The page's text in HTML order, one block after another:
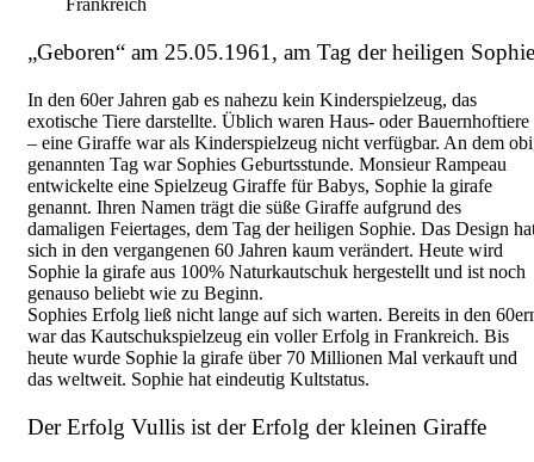
„Geboren“ am 25.05.1961, am Tag der heiligen Sophie
In den 60er Jahren gab es nahezu kein Kinderspielzeug, das
exotische Tiere darstellte. Üblich waren Haus- oder Bauernhoftiere
– eine Giraffe war als Kinderspielzeug nicht verfügbar. An dem
genannten Tag war Sophies Geburtsstunde. Monsieur Rampeau
entwickelte eine Spielzeug Giraffe für Babys, Sophie la girafe
genannt. Ihren Namen trägt die süße Giraffe aufgrund des
damaligen Feiertages, dem Tag der heiligen Sophie. Das Design
sich in den vergangenen 60 Jahren kaum verändert. Heute wird
Sophie la girafe aus 100% Naturkautschuk hergestellt und ist noch
genauso beliebt wie zu Beginn.
Sophies Erfolg ließ nicht lange auf sich warten. Bereits in den
war das Kautschukspielzeug ein voller Erfolg in Frankreich. Bis
heute wurde Sophie la girafe über 70 Millionen Mal verkauft und
das weltweit. Sophie hat eindeutig Kultstatus.
Der Erfolg Vullis ist der Erfolg der kleinen Giraffe